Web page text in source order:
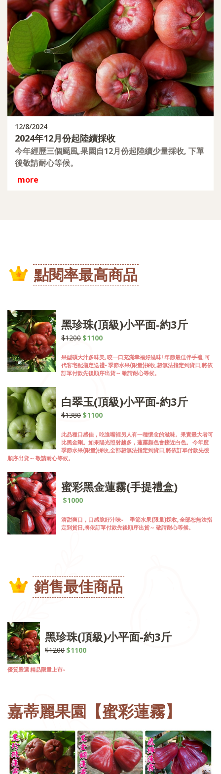
12/8/2024
2024年12月份起陸續採收
今年經歷三個颳風,果園自12月份起陸續少量採收, 下單
後敬請耐心等候。
more
點閱率最高商品
黑珍珠(頂級)小平面-約3斤
$1200 $1100
果型碩大汁多味美, 咬一口充滿幸福好滋味! 年節最佳伴手禮, 可
代客宅配指定送禮~ 季節水果(限量)採收,恕無法指定到貨日,將依
訂單付款先後順序出貨～ 敬請耐心等候。
白翠玉(頂級)小平面-約3斤
$1380 $1100
此品種口感佳，吃進嘴裡另人有一種懷念的滋味。果實最大者可
比黑金剛。如果陽光照射越多，蓮霧顏色會接近白色。 今年度
季節水果(限量)採收,全部恕無法指定到貨日,將依訂單付款先後
順序出貨～ 敬請耐心等候。
蜜彩黑金蓮霧(手提禮盒)
$1000
清甜爽口，口感脆好汁味~ 季節水果(限量)採收, 全部恕無法指
定到貨日,將依訂單付款先後順序出貨～ 敬請耐心等候。
銷售最佳商品
黑珍珠(頂級)小平面-約3斤
$1200 $1100
優質嚴選 精品限量上市~
嘉蒂麗果園【蜜彩蓮霧】